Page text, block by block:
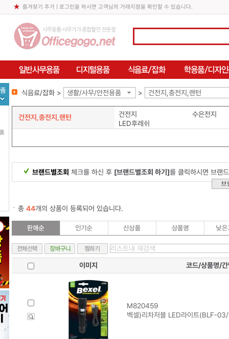
즐겨찾기 추가| 로그인을 하시면 고객님의 거래지점을 확인할 수 있습니다.
식음료/잡화 > 생활/사무/안전용품 > 건전지,충전지,랜턴
건전지,충전지,랜턴 건전지
수은전지
LED후레쉬
브랜드별조회 체크를 하신 후 [브랜드별조회 하기]를 클릭하시면 브랜
총 44개의 상품이 등록되어 있습니다.
이미지 코드/상품명/간
M820459
벡셀)리차저블 LED라이트(BLF-